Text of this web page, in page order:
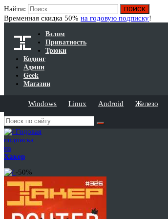
Найти:
Временная скидка 50% на годовую подписку!
Взлом
Приватность
Трюки
Кодинг
Админ
Geek
Магазин
Windows Linux Android Железо
Годовая
подписка
на
Хакер
-50%